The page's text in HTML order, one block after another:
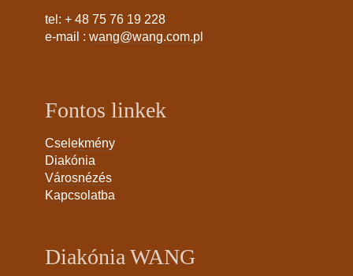
tel: + 48 75 76 19 228
e-mail : wang@wang.com.pl
Fontos linkek
Cselekmény
Diakónia
Városnézés
Kapcsolatba
Diakónia WANG